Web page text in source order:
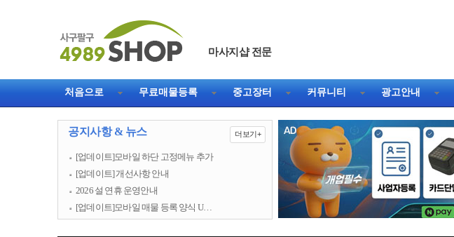
마사지샵 전문
처음으로 무료매물등록 중고장터 커뮤니티 광고안내
공지사항 & 뉴스 더보기+
[업데이트]모바일 하단 고정메뉴 추가
[업데이트] 개선사항 안내
2026 설 연휴 운영안내
[업데이트]모바일 매물 등록 양식 U…